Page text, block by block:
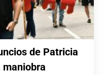
de Patricia